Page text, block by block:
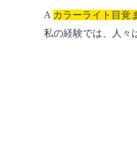
A カラーライト目覚
私の経験では、人々